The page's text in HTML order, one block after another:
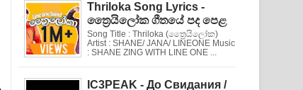
Thriloka Song Lyrics -
ත්‍රෛයිලෝක ගීතයේ පද පෙළ
Song Title : Thriloka (ත්‍රෛයිලෝක)
Artist : SHANE/ JANA/ LINEONE Music
: SHANE ZING WITH LINE ONE ...
IC3PEAK - До Свидания /